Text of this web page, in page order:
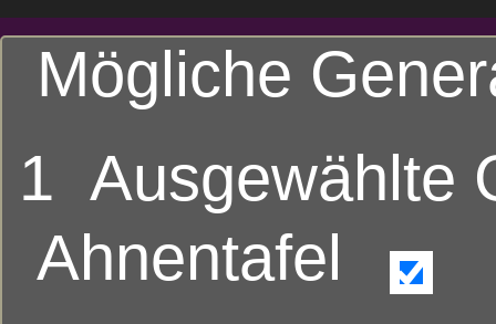
Mögliche
1
Ahnentafel